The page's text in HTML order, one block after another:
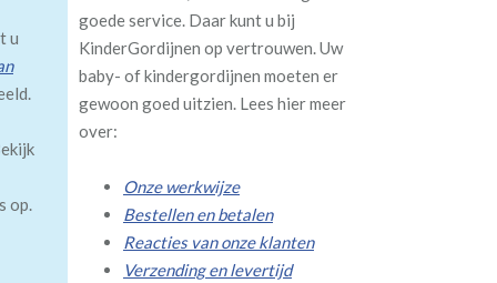
u
op.
goede service. Daar kunt u bij
KinderGordijnen op vertrouwen. Uw
baby- of kindergordijnen moeten er
gewoon goed uitzien. Lees hier meer
over:
Onze werkwijze
Bestellen en betalen
Reacties van onze klanten
Verzending en levertijd